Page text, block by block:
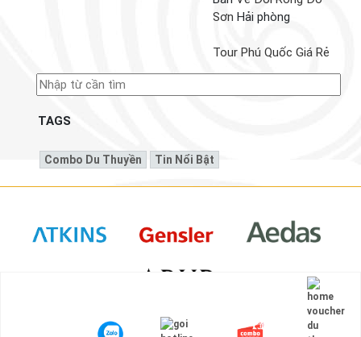
Sơn Hải phòng
Tour Phú Quốc Giá Rẻ
TAGS
Combo Du Thuyền Tin Nổi Bật
© Website mua bán, ký gửivoucher du thuyền chính thức